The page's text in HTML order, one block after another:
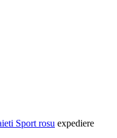
Sport rosu expediere